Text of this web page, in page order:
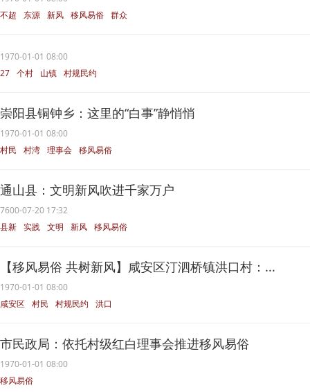
不超
东源 新风 移风易俗 群众
1970-01-01 08:00
27 个村 山镇 村规民约
崇阳县铜钟乡：这里的“白事”静悄悄
1970-01-01 08:00
村民
村湾 理事会 移风易俗
通山县：文明新风吹进千家万户
7600-07-20 17:32
县新 实践 文明 新风 移风易俗
【移风易俗 共树新风】咸安区汀泗桥镇洪口村：...
1970-01-01 08:00
咸安区 村民 村规民约
洪口
市民政局：依托村级红白理事会推进移风易俗
1970-01-01 08:00
移风易俗